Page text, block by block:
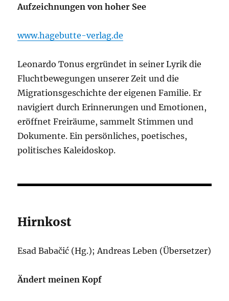
Aufzeichnungen von hoher See
www.hagebutte-verlag.de
Leonardo Tonus ergründet in seiner Lyrik die
Fluchtbewegungen unserer Zeit und die
Migrationsgeschichte der eigenen Familie. Er
navigiert durch Erinnerungen und Emotionen,
eröffnet Freiräume, sammelt Stimmen und
Dokumente. Ein persönliches, poetisches,
politisches Kaleidoskop.
Hirnkost
Esad Babačić (Hg.); Andreas Leben (Übersetzer)
Ändert meinen Kopf